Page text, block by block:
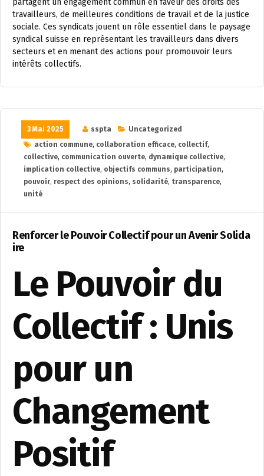
partagent un engagement commun en faveur des droits des
travailleurs, de meilleures conditions de travail et de la justice
sociale. Ces syndicats jouent un rôle essentiel dans le paysage
syndical suisse en représentant les travailleurs dans divers
secteurs et en menant des actions pour promouvoir leurs
intérêts collectifs.
3 Mai 2025 sspta
Uncategorized
action commune, collaboration efficace, collectif,
collective, communication ouverte, dynamique collective,
implication collective, objectifs communs, participation,
pouvoir, respect des opinions, solidarité, transparence,
unité
Renforcer le Pouvoir Collectif pour un Avenir Solida
ire
Le Pouvoir du
Collectif : Unis
pour un
Changement
Positif